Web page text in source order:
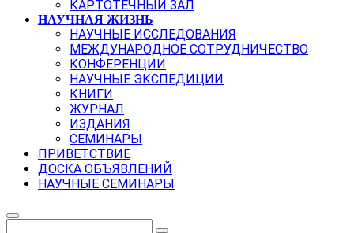
КАРТОТЕЧНЫЙ ЗАЛ
НАУЧНАЯ ЖИЗНЬ
НАУЧНЫЕ ИССЛЕДОВАНИЯ
МЕЖДУНАРОДНОЕ СОТРУДНИЧЕСТВО
КОНФЕРЕНЦИИ
НАУЧНЫЕ ЭКСПЕДИЦИИ
КНИГИ
ЖУРНАЛ
ИЗДАНИЯ
СЕМИНАРЫ
ПРИВЕТСТВИЕ
ДОСКА ОБЪЯВЛЕНИЙ
НАУЧНЫЕ СЕМИНАРЫ